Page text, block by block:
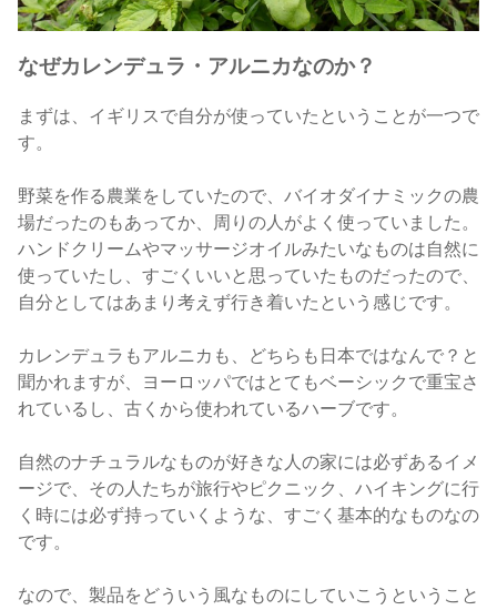
なぜカレンデュラ・アルニカなのか？
まずは、イギリスで自分が使っていたということが一つで
す。
野菜を作る農業をしていたので、バイオダイナミックの農
場だったのもあってか、周りの人がよく使っていました。
ハンドクリームやマッサージオイルみたいなものは自然に
使っていたし、すごくいいと思っていたものだったので、
自分としてはあまり考えず行き着いたという感じです。
カレンデュラもアルニカも、どちらも日本ではなんで？と
聞かれますが、ヨーロッパではとてもベーシックで重宝さ
れているし、古くから使われているハーブです。
自然のナチュラルなものが好きな人の家には必ずあるイメ
ージで、その人たちが旅行やピクニック、ハイキングに行
く時には必ず持っていくような、すごく基本的なものなの
です。
なので、製品をどういう風なものにしていこうということ